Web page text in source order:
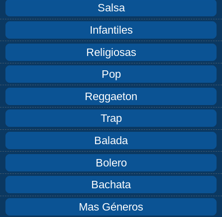
Salsa
Infantiles
Religiosas
Pop
Reggaeton
Trap
Balada
Bolero
Bachata
Mas Géneros